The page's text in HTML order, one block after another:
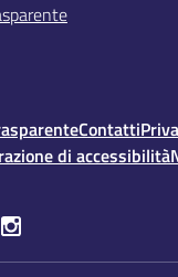
Contatti
di accessibilità